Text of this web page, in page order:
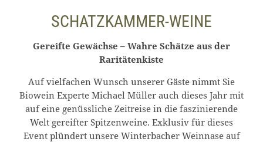
SCHATZKAMMER-WEINE
Gereifte Gewächse – Wahre Schätze aus der
Raritätenkiste
Auf vielfachen Wunsch unserer Gäste nimmt Sie
Biowein Experte Michael Müller auch dieses Jahr mit
auf eine genüssliche Zeitreise in die faszinierende
Welt gereifter Spitzenweine. Exklusiv für dieses
Event plündert unsere Winterbacher Weinnase auf